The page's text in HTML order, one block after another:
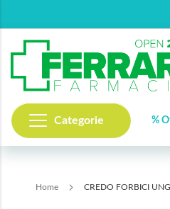
contenuto
Categorie %
Home CREDO FORBICI